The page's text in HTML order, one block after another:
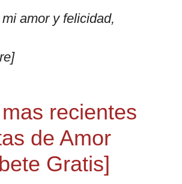
amor y felicidad,
recientes
de Amor
Gratis]